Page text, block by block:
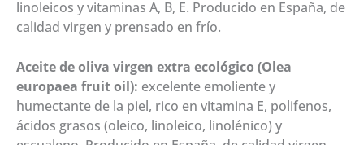
linoleicos y vitaminas A, B, E. Producido en España, de
calidad virgen y prensado en frío.
Aceite de oliva virgen extra ecológico (Olea
europaea fruit oil): excelente emoliente y
humectante de la piel, rico en vitamina E, polifenos,
ácidos grasos (oleico, linoleico, linolénico) y